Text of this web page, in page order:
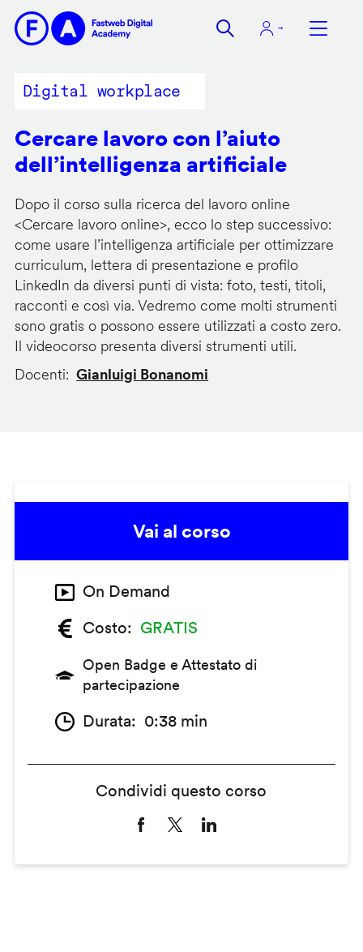
contenuto
Digital workplace
Cercare lavoro con l’aiuto
dell’intelligenza artificiale
Dopo il corso sulla ricerca del lavoro online
<Cercare lavoro online>, ecco lo step successivo:
come usare l’intelligenza artificiale per ottimizzare
curriculum, lettera di presentazione e profilo
LinkedIn da diversi punti di vista: foto, testi, titoli,
racconti e così via. Vedremo come molti strumenti
sono gratis o possono essere utilizzati a costo zero.
Il videocorso presenta diversi strumenti utili.
Docenti
Gianluigi Bonanomi
Vai al corso
On Demand
Costo
GRATIS
Open Badge e Attestato di
partecipazione
Durata 0:38 min
Condividi questo corso